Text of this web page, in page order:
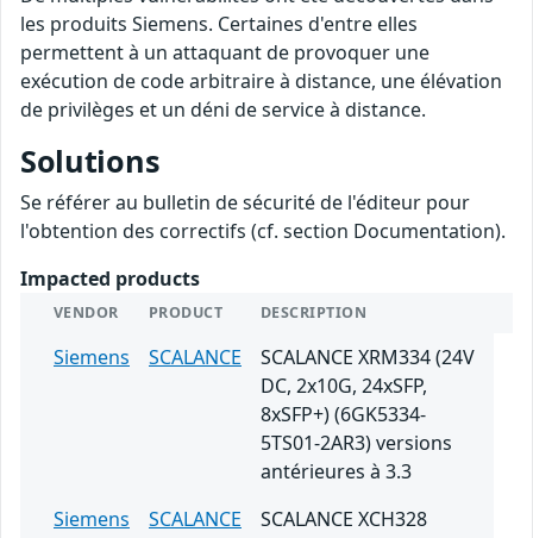
les produits Siemens. Certaines d'entre elles
permettent à un attaquant de provoquer une
exécution de code arbitraire à distance, une élévation
de privilèges et un déni de service à distance.
Solutions
Se référer au bulletin de sécurité de l'éditeur pour
l'obtention des correctifs (cf. section Documentation).
Impacted products
VENDOR PRODUCT DESCRIPTION
Siemens SCALANCE
SCALANCE XRM334 (24V
DC, 2x10G, 24xSFP,
8xSFP+) (6GK5334-
5TS01-2AR3) versions
antérieures à 3.3
Siemens
SCALANCE
SCALANCE XCH328